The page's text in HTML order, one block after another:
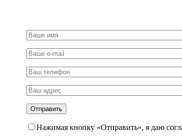
Нажимая кнопку «Отправить», я даю